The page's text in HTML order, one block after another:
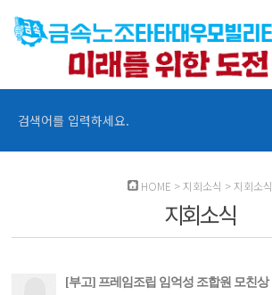
검색어를 입력하세요.
HOME >지회소식 >지회소식
지회소식
[부고] 프레임조립 임억성 조합원 모친상